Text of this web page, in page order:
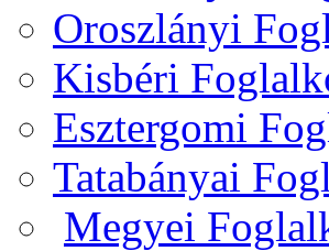
Oroszlányi
Kisbéri
Esztergomi
Tatabányai
Megyei